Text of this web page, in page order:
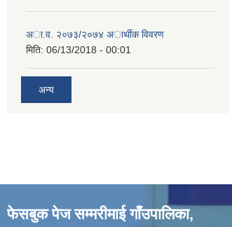
अा.व. २०७३/२०७४ अार्थीक विवरण
मिति: 06/13/2018 - 00:01
अन्य
फेसबुक पेज सम्मरीमाई गाँउपालिका,